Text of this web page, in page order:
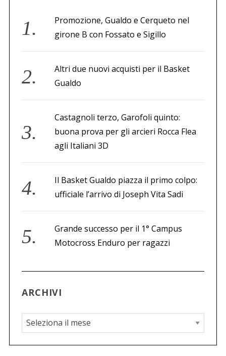
Promozione, Gualdo e Cerqueto nel
girone B con Fossato e Sigillo
Altri due nuovi acquisti per il Basket
Gualdo
Castagnoli terzo, Garofoli quinto:
buona prova per gli arcieri Rocca Flea
agli Italiani 3D
Il Basket Gualdo piazza il primo colpo:
ufficiale l’arrivo di Joseph Vita Sadi
Grande successo per il 1° Campus
Motocross Enduro per ragazzi
ARCHIVI
A
r
c